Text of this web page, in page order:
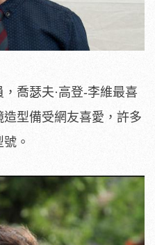
喬瑟夫·高登-李維最喜
型備受網友喜愛，許多
。